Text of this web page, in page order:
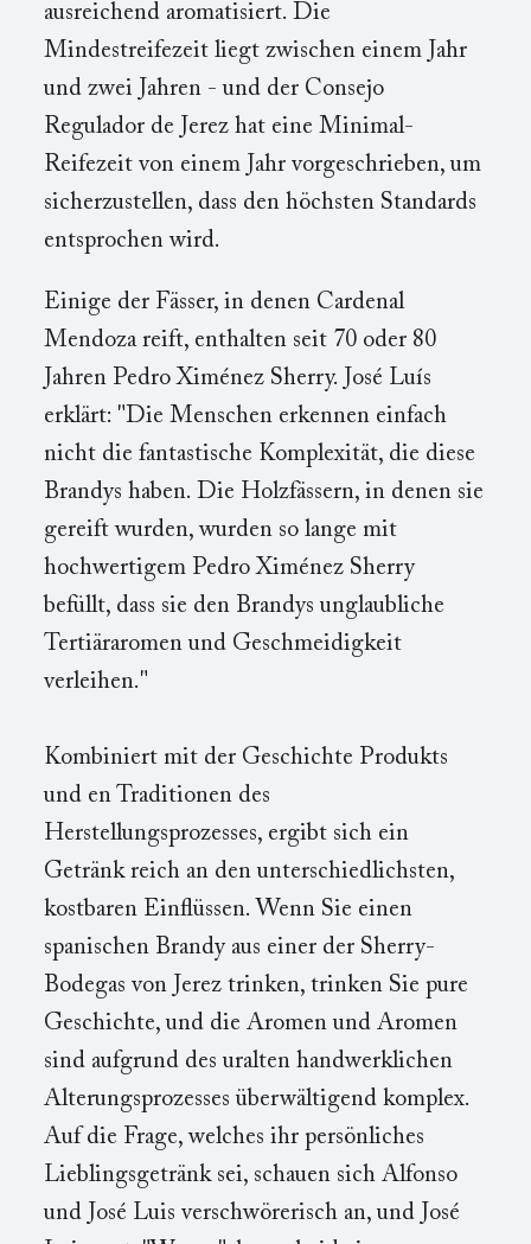
ausreichend aromatisiert. Die
Mindestreifezeit liegt zwischen einem Jahr
und zwei Jahren - und der Consejo
Regulador de Jerez hat eine Minimal-
Reifezeit von einem Jahr vorgeschrieben, um
sicherzustellen, dass den höchsten Standards
entsprochen wird.
Einige der Fässer, in denen Cardenal
Mendoza reift, enthalten seit 70 oder 80
Jahren Pedro Ximénez Sherry. José Luís
erklärt: "Die Menschen erkennen einfach
nicht die fantastische Komplexität, die diese
Brandys haben. Die Holzfässern, in denen sie
gereift wurden, wurden so lange mit
hochwertigem Pedro Ximénez Sherry
befüllt, dass sie den Brandys unglaubliche
Tertiäraromen und Geschmeidigkeit
verleihen."
Kombiniert mit der Geschichte Produkts
und en Traditionen des
Herstellungsprozesses, ergibt sich ein
Getränk reich an den unterschiedlichsten,
kostbaren Einflüssen. Wenn Sie einen
spanischen Brandy aus einer der Sherry-
Bodegas von Jerez trinken, trinken Sie pure
Geschichte, und die Aromen und Aromen
sind aufgrund des uralten handwerklichen
Alterungsprozesses überwältigend komplex.
Auf die Frage, welches ihr persönliches
Lieblingsgetränk sei, schauen sich Alfonso
und José Luis verschwörerisch an, und José